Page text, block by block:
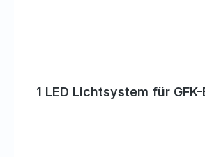
1 LED Lichtsystem für